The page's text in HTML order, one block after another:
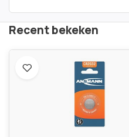
Recent bekeken